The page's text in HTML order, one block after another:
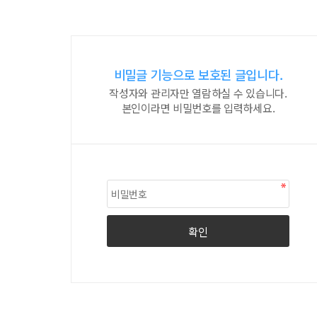
비밀글 기능으로 보호된 글입니다.
작성자와 관리자만 열람하실 수 있습니다.
본인이라면 비밀번호를 입력하세요.